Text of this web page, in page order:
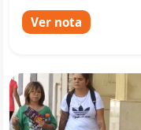
Ver nota